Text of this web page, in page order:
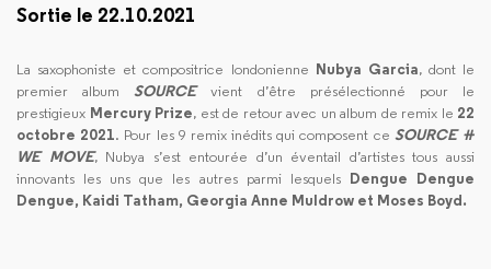
Sortie le 22.10.2021
La saxophoniste et compositrice londonienne Nubya Garcia, dont le
premier albumSOURCEvient d’être présélectionné pour le
prestigieux Mercury Prize, est de retour avec un album de remix le 22
octobre 2021. Pour les 9 remix inédits qui composent ce SOURCE ⧺
WE MOVE, Nubya s’est entourée d’un éventail d’artistes tous aussi
innovants les uns que les autres parmi lesquels Dengue Dengue
Dengue, Kaidi Tatham, Georgia Anne Muldrow et Moses Boyd.